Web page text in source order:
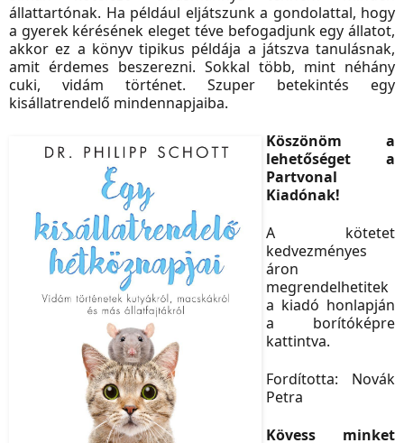
állattartónak. Ha például eljátszunk a gondolattal, hogy
a gyerek kérésének eleget téve befogadjunk egy állatot,
akkor ez a könyv tipikus példája a játszva tanulásnak,
amit érdemes beszerezni. Sokkal több, mint néhány
cuki, vidám történet. Szuper betekintés egy
kisállatrendelő mindennapjaiba.
Köszönöm a
lehetőséget a
Partvonal
Kiadónak!
A kötetet
kedvezményes
áron
megrendelhetitek
a kiadó honlapján
a borítóképre
kattintva.
Fordította: Novák
Petra
Kövess minket